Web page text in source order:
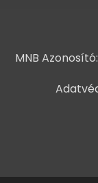
MNB